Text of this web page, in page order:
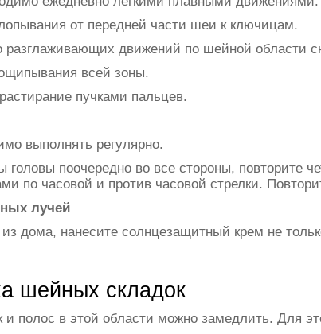
от передней части шеи к ключицам.
разглаживающих движений по шейной области
всей зоны.
пучками пальцев.
выполнять регулярно.
головы поочередно во все стороны, повторите
по часовой и против часовой стрелки.
лучей
дома, нанесите солнцезащитный крем не
шейных складок
полос в этой области можно замедлить. Для